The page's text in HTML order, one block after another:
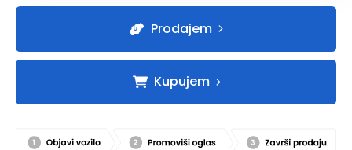
Prodajem
Kupujem